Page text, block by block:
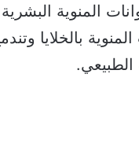
المنوية
بالخلايا